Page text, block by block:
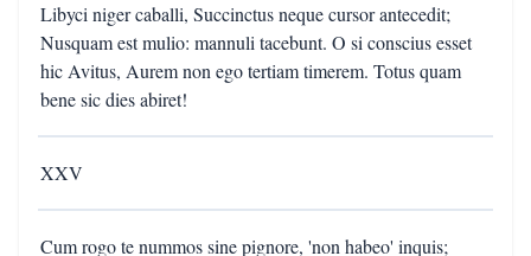
Libyci niger caballi, Succinctus neque cursor antecedit;
Nusquam est mulio: mannuli tacebunt. O si conscius esset
hic Avitus, Aurem non ego tertiam timerem. Totus quam
bene sic dies abiret!
XXV
Cum rogo te nummos sine pignore, 'non habeo' inquis;